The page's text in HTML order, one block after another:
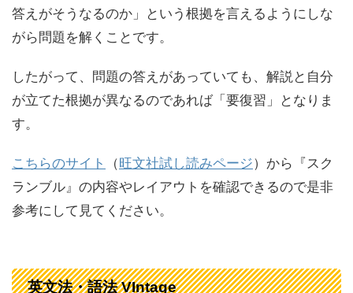
答えがそうなるのか」という根拠を言えるようにしな
がら問題を解くことです。
したがって、問題の答えがあっていても、解説と自分
が立てた根拠が異なるのであれば「要復習」となりま
す。
こちらのサイト （旺文社試し読みページ）から『スク
ランブル』の内容やレイアウトを確認できるので是非
参考にして見てください。
英文法・語法 VIntage